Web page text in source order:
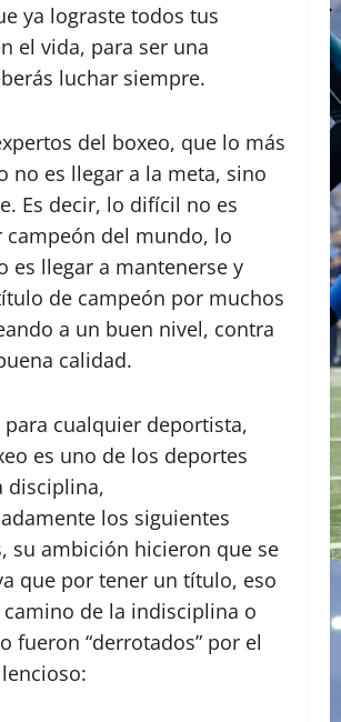
ya lograste todos tus
el vida, para ser una
luchar siempre.
del boxeo, que lo más
no es llegar a la meta, sino
Es decir, lo difícil no es
campeón del mundo, lo
es llegar a mantenerse y
de campeón por muchos
a un buen nivel, contra
calidad.
para cualquier deportista,
es uno de los deportes
disciplina,
los siguientes
su ambición hicieron que se
que por tener un título, eso
de la indisciplina o
fueron “derrotados” por el